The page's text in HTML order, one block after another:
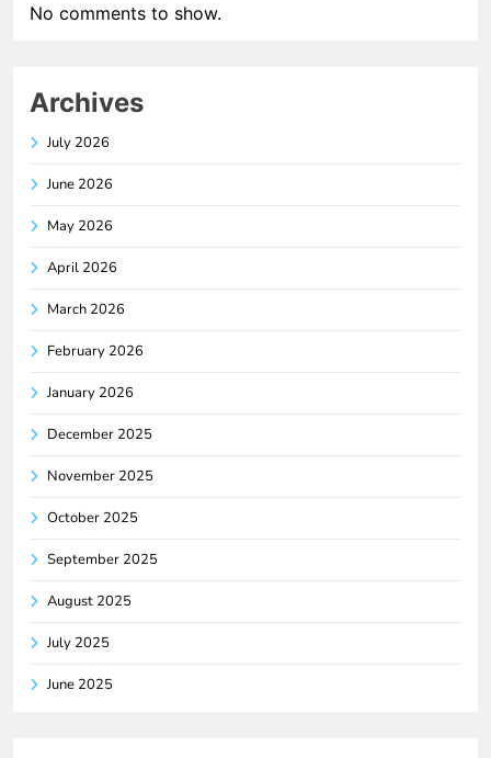
No comments to show.
Archives
July 2026
June 2026
May 2026
April 2026
March 2026
February 2026
January 2026
December 2025
November 2025
October 2025
September 2025
August 2025
July 2025
June 2025